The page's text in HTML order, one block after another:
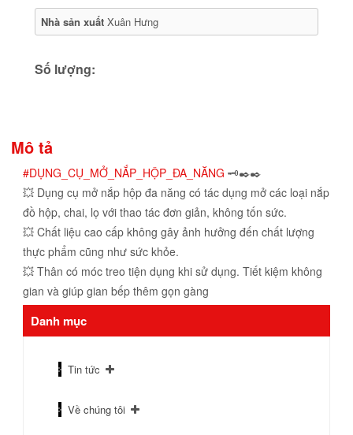
Nhà sản xuất Xuân Hưng
Số lượng:
Mô tả
#DỤNG_CỤ_MỞ_NẮP_HỘP_ĐA_NĂNG 🗝✒️✒️
💥 Dụng cụ mở nắp hộp đa năng có tác dụng mở các loại nắp
đồ hộp, chai, lọ với thao tác đơn giản, không tốn sức.
💥 Chất liệu cao cấp không gây ảnh hưởng đến chất lượng
thực phẩm cũng như sức khỏe.
💥 Thân có móc treo tiện dụng khi sử dụng. Tiết kiệm không
gian và giúp gian bếp thêm gọn gàng
Danh mục
Tin tức
Về chúng tôi